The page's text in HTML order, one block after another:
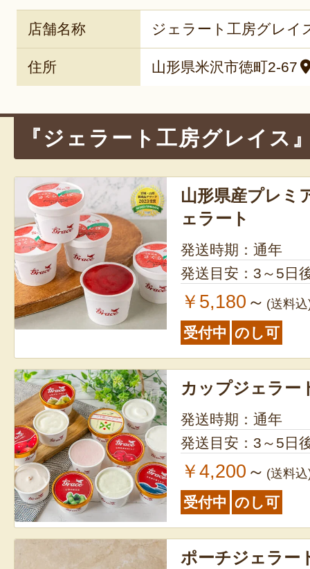
店舗名称 ジェラート工房グレイ
住所 山形県米沢市徳町2-67
『ジェラート工房グレイス
山形県産プレミ
ェラート
発送時期：通年
発送目安：3～5日
￥5,180 ～ (送料
受付中 のし可
カップジェラー
発送時期：通年
発送目安：3～5日
￥4,200 ～ (送料
受付中 のし可
ポーチジェラー